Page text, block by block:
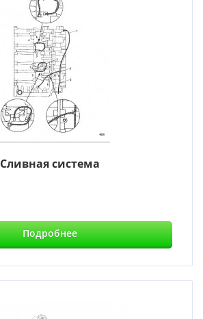
Сливная система
Подробнее